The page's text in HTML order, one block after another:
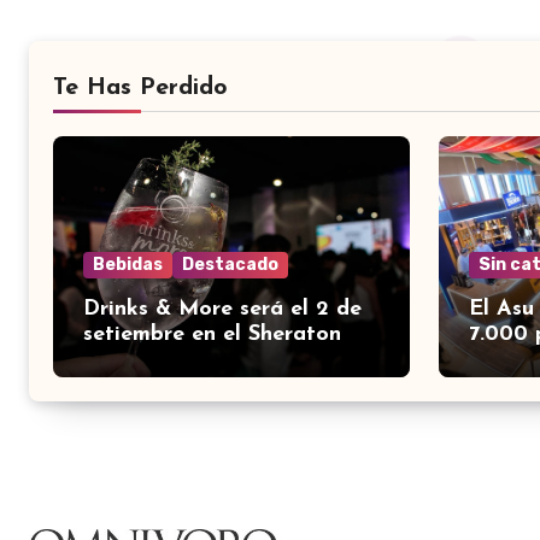
Te Has Perdido
Bebidas Destacado
Drinks & More será el 2 de
setiembre en el Sheraton
Sin
El
7.000